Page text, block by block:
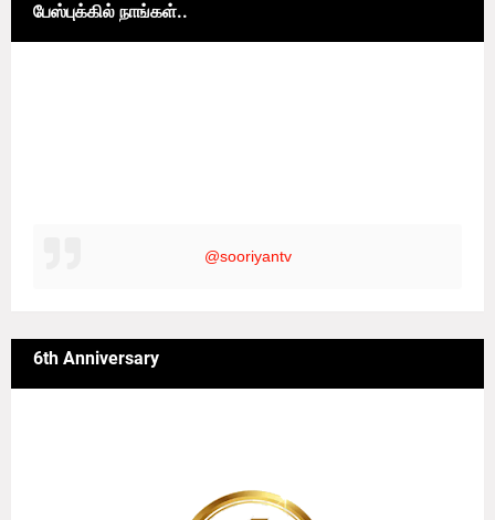
பேஸ்புக்கில் நாங்கள்..
@sooriyantv
6th Anniversary